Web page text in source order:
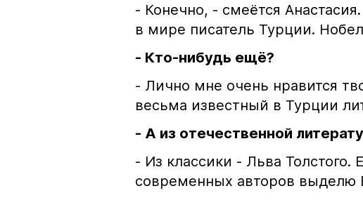
- Конечно, - смеётся
в мире писатель Турции.
- Кто-нибудь ещё?
- Лично мне очень нравится
весьма известный в Турции
- А из отечественной
- Из классики - Льва
современных авторов выделю